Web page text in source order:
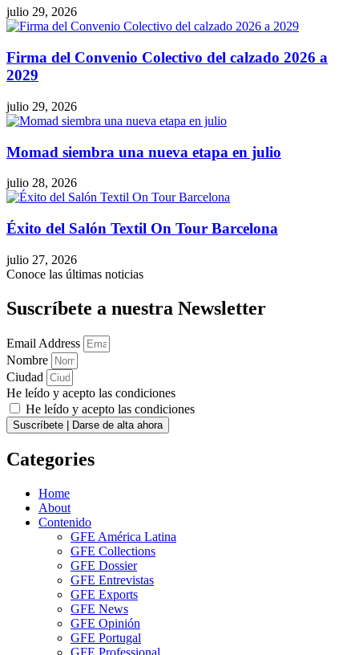
julio 29, 2026
Firma del Convenio Colectivo del calzado 2026 a
2029
julio 29, 2026
Momad siembra una nueva etapa en julio
julio 28, 2026
Éxito del Salón Textil On Tour Barcelona
julio 27, 2026
Conoce las últimas noticias
Suscríbete a nuestra Newsletter
Email Address
Nombre
Ciudad
He leído y acepto las condiciones
He leído y acepto las condiciones
Suscríbete | Darse de alta ahora
Categories
Home
About
Contenido
GFE América Latina
GFE Collections
GFE Dossier
GFE Entrevistas
GFE Exports
GFE News
GFE Opinión
GFE Portugal